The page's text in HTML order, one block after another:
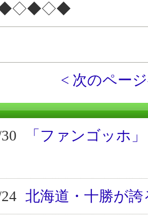
< 次のペー
「ファンゴッホ
北海道・十勝が